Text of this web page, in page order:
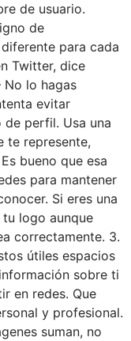
de usuario.
de
para cada
Twitter, dice
No lo hagas
evitar
de perfil. Usa una
te represente,
bueno que esa
para mantener
Si eres una
tu logo aunque
correctamente. 3.
útiles espacios
sobre ti
en redes. Que
y profesional.
suman, no